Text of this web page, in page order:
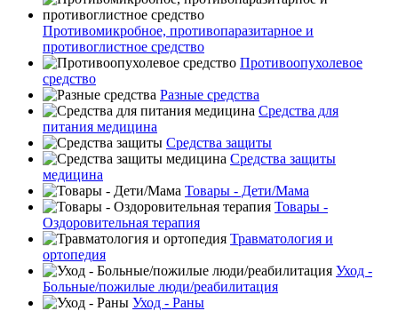
Противомикробное, противопаразитарное и
противоглистное средство
Противоопухолевое
средство
Разные средства
Средства для
питания медицина
Средства защиты
Средства защиты
медицина
Товары - Дети/Мама
Товары -
Оздоровительная терапия
Травматология и
ортопедия
Уход -
Больные/пожилые люди/реабилитация
Уход - Раны